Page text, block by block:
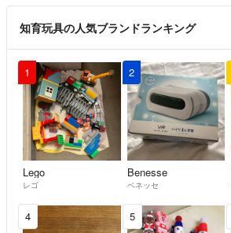
知育玩具の人気ブランドランキング
1
Lego
レゴ
2
Benesse
ベネッセ
4 5